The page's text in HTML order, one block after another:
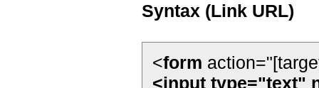
Syntax (Link URL)
<form
<input type="text"